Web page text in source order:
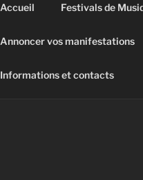
Accueil Festivals de
Annoncer vos manifestations
Informations et contacts